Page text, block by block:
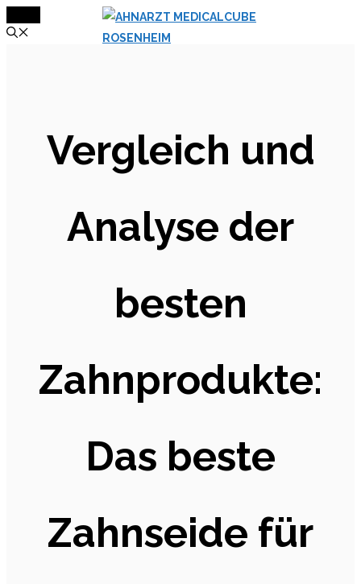
Inhalt
Vergleich und
Analyse der
besten
Zahnprodukte:
Das beste
Zahnseide für